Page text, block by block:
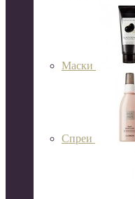
Маски
Спреи